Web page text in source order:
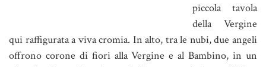
piccola tavola
della Vergine
qui raffigurata a viva cromia. In alto, tra le nubi, due angeli
offrono corone di fiori alla Vergine e al Bambino, in un